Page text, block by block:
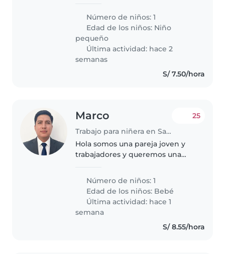
4 meses, es un bebé muy amado
por nosotros. Él es muy curioso,
siempre está buscando que..
Número de niños: 1
Edad de los niños: Niño
pequeño
Última actividad: hace 2
semanas
S/ 7.50/hora
Marco
Trabajo para niñera en Santa Anita - Los Ficus
25
Hola somos una pareja joven y
trabajadores y queremos una
nuestro pequeño bebe de 6
meses nada más , jugar con el ,
llevarlo al parque, darle su
biberon..
Número de niños: 1
Edad de los niños: Bebé
Última actividad: hace 1
semana
S/ 8.55/hora